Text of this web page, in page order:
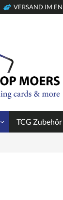
VERSAND IM
TCG Zubehör